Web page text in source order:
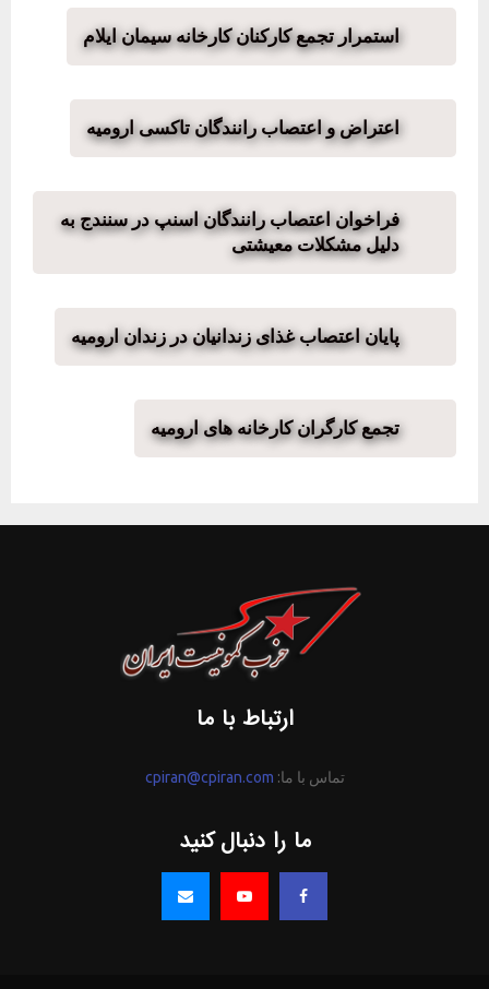
استمرار تجمع کارکنان کارخانه سیمان ایلام
اعتراض و اعتصاب رانندگان تاکسی ارومیه
فراخوان اعتصاب رانندگان اسنپ در سنندج به
دلیل مشکلات معیشتی
پایان اعتصاب غذای زندانیان در زندان ارومیه
تجمع کارگران کارخانه های ارومیه
ارتباط با ما
تماس با ما: cpiran@cpiran.com
ما را دنبال کنید